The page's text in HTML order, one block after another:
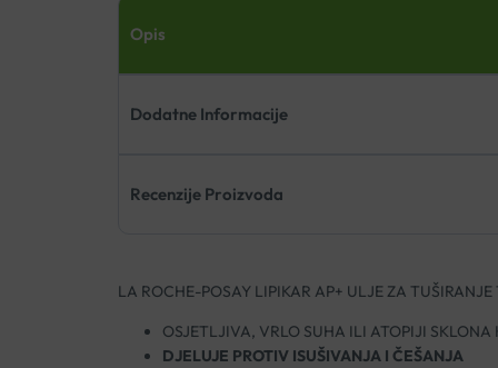
Opis
Dodatne Informacije
Recenzije Proizvoda
LA ROCHE-POSAY LIPIKAR AP+ ULJE ZA TUŠIRANJE
OSJETLJIVA, VRLO SUHA ILI ATOPIJI SKLONA
DJELUJE PROTIV ISUŠIVANJA I ČEŠANJA